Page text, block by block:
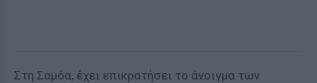
Στη Σαμόα, έχει επικρατήσει το άνοιγμα των